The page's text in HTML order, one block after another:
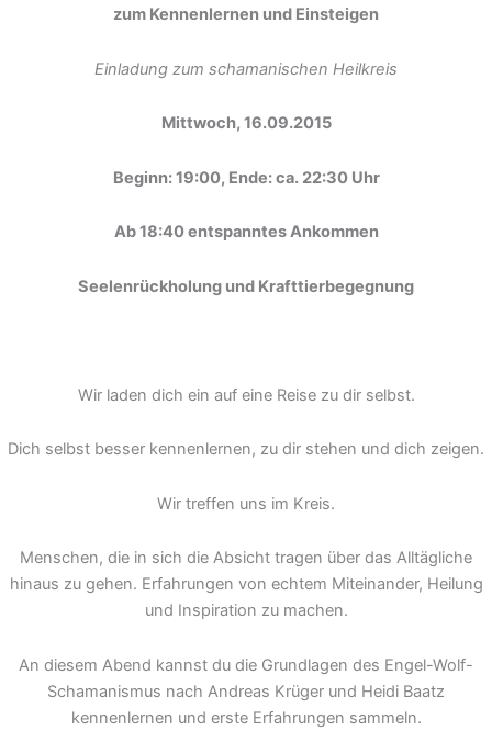
zum Kennenlernen und Einsteigen
Einladung zum schamanischen Heilkreis
Mittwoch, 16.09.2015
Beginn: 19:00, Ende: ca. 22:30 Uhr
Ab 18:40 entspanntes Ankommen
Seelenrückholung und Krafttierbegegnung
Wir laden dich ein auf eine Reise zu dir selbst.
Dich selbst besser kennenlernen, zu dir stehen und dich zeigen.
Wir treffen uns im Kreis.
Menschen, die in sich die Absicht tragen über das Alltägliche
hinaus zu gehen. Erfahrungen von echtem Miteinander, Heilung
und Inspiration zu machen.
An diesem Abend kannst du die Grundlagen des Engel-Wolf-
Schamanismus nach Andreas Krüger und Heidi Baatz
kennenlernen und erste Erfahrungen sammeln.